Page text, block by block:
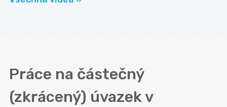
Práce na částečný
(zkrácený) úvazek v